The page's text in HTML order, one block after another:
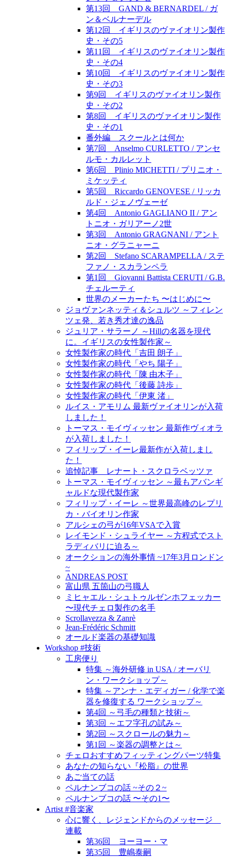
第13回 GAND & BERNARDEL / ガ
ン＆ベルナーデル
第12回 イギリスのヴァイオリン製作
史・その5
第11回 イギリスのヴァイオリン製作
史・その4
第10回 イギリスのヴァイオリン製作
史・その3
第9回 イギリスのヴァイオリン製作
史・その2
第8回 イギリスのヴァイオリン製作
史・その1
番外編 スクールとは何か
第7回 Anselmo CURLETTO / アンセ
ルモ・カルレット
第6回 Plinio MICHETTI / プリニオ・
ミケッティ
第5回 Riccardo GENOVESE / リッカ
ルド・ジェノヴェーゼ
第4回 Antonio GAGLIANO II / アン
トニオ・ガリアーノ2世
第3回 Antonio GRAGNANI / アント
ニオ・グラニャーニ
第2回 Stefano SCARAMPELLA / ステ
ファノ・スカランペラ
第1回 Giovanni Battista CERUTI / G.B.
チェルーティ
世界のメーカーたち 〜はじめに〜
ジョヴァンネッティ＆シュルツ ～フィレン
ツェ発、若き秀才達の逸品
ジュリア・サラーノ ～Hillの名器を現代
に。イギリスの女性製作家～
女性製作家の時代「吉田 朗子」
女性製作家の時代「やち 陽子」
女性製作家の時代「陳 由木子」
女性製作家の時代「後藤 詩歩」
女性製作家の時代「伊東 渚」
ルイス・アモリム 最新ヴァイオリンが入荷
しました！
トーマス・モイヴィッセン 最新作ヴィオラ
が入荷しました！
フィリップ・イーレ最新作が入荷しまし
た！
追悼記事 レナート・スクロラベッツァ
トーマス・モイヴィッセン ～最もアバンギ
ャルドな現代製作家
フィリップ・イーレ ～世界最高峰のレプリ
カ・バイオリン作家
アルシェの弓が16年VSAで入賞
レイモンド・シュライヤー ～方程式でスト
ラディバリに迫る～
オークションの海外事情 ~17年3月ロンドン
~
ANDREAS POST
富山県 五箇山の弓職人
ミヒャエル・シュトゥルゼンホフェッカー
〜現代チェロ製作の名手
Scrollavezza & Zanrè
Jean-Frédéric Schmitt
オールド楽器の基礎知識
Workshop #技術
工房便り
特集 ～海外研修 in USA / オーバリ
ン・ワークショップ～
特集 ～アンナ・エディガー / 化学で楽
器を修復する ワークショップ～
第4回 ～弓毛の種類と技術～
第3回 ～エフ字孔の試み～
第2回 ～スクロールの魅力～
第1回 ～楽器の調整とは～
チェロおすすめフィッティングパーツ特集
あなたの知らない『松脂』の世界
あご当ての話
ペルナンブコの話 ~その２~
ペルナンブコの話 〜その1〜
Artist #音楽家
心に響く、レジェンドからのメッセージ
連載
第36回 ヨーヨー・マ
第35回 豊嶋泰嗣